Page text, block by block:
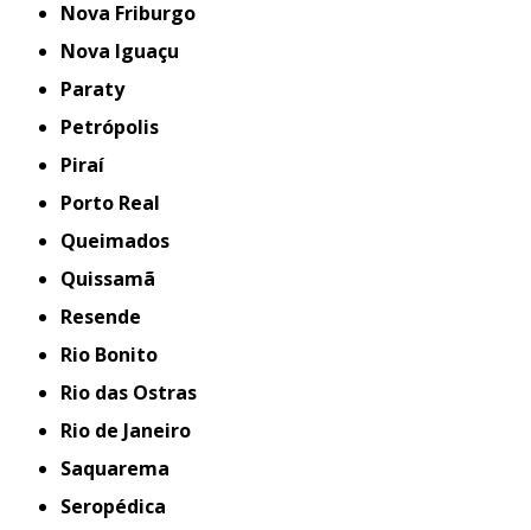
Nova Friburgo
Nova Iguaçu
Paraty
Petrópolis
Piraí
Porto Real
Queimados
Quissamã
Resende
Rio Bonito
Rio das Ostras
Rio de Janeiro
Saquarema
Seropédica